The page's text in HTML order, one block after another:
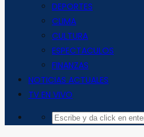
DEPORTES
CLIMA
CULTURA
ESPECTACULOS
FINANZAS
NOTICIAS ACTUALES
TV EN VIVO